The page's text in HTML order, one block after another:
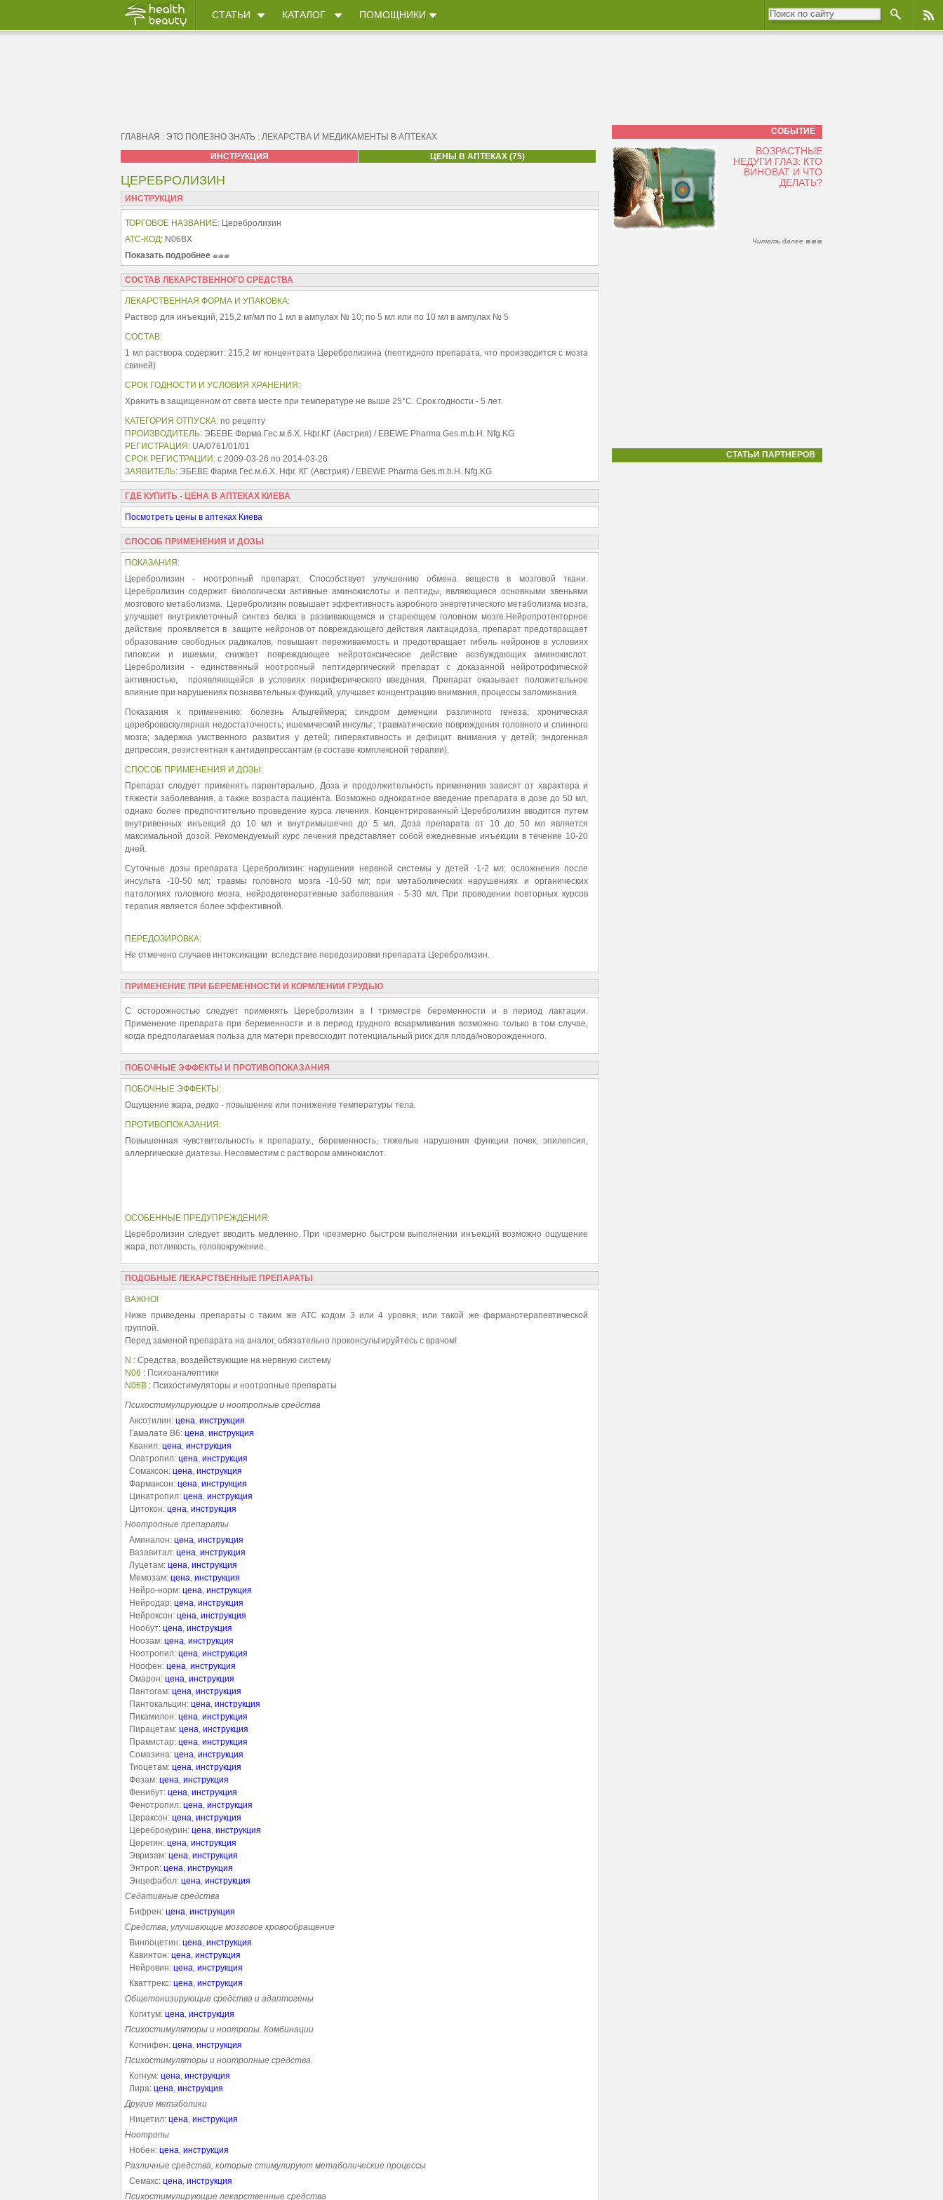
СТАТЬИ КАТАЛОГ ПОМОЩНИКИ
ГЛАВНАЯ : ЭТО ПОЛЕЗНО ЗНАТЬ : ЛЕКАРСТВА И МЕДИКАМЕНТЫ В АПТЕКАХ
ИНСТРУКЦИЯ
ЦЕНЫ В АПТЕКАХ (75)
ЦЕРЕБРОЛИЗИН
ИНСТРУКЦИЯ
ТОРГОВОЕ НАЗВАНИЕ: Церебролизин
АТС-КОД: N06BX
Показать подробнее
СОСТАВ ЛЕКАРСТВЕННОГО СРЕДСТВА
ЛЕКАРСТВЕННАЯ ФОРМА И УПАКОВКА:
Раствор для инъекций, 215,2 мг/мл по 1 мл в ампулах № 10; по 5 мл или по 10 мл в ампулах № 5
СОСТАВ:
1 мл раствора содержит: 215,2 мг концентрата Церебролизина (пептидного препарата, что производится с мозга
свиней)
СРОК ГОДНОСТИ И УСЛОВИЯ ХРАНЕНИЯ:
Хранить в защищенном от света месте при температуре не выше 25°C. Срок годности - 5 лет.
КАТЕГОРИЯ ОТПУСКА: по рецепту
ПРОИЗВОДИТЕЛЬ: ЭБЕВЕ Фарма Гес.м.б.Х. Нфг.КГ (Австрия) / EBEWE Pharma Ges.m.b.H. Nfg.KG
РЕГИСТРАЦИЯ: UA/0761/01/01
СРОК РЕГИСТРАЦИИ: с 2009-03-26 по 2014-03-26
ЗАЯВИТЕЛЬ: ЭБЕВЕ Фарма Гес.м.б.Х. Нфг. КГ (Австрия) / EBEWE Pharma Ges.m.b.H. Nfg.KG
ГДЕ КУПИТЬ - ЦЕНА В АПТЕКАХ КИЕВА
Посмотреть цены в аптеках Киева
СПОСОБ ПРИМЕНЕНИЯ И ДОЗЫ
ПОКАЗАНИЯ:
Церебролизин - ноотропный препарат. Способствует улучшению обмена веществ в мозговой ткани.
Церебролизин содержит биологически активные аминокислоты и пептиды, являющиеся основными звеньями
мозгового метаболизма. Церебролизин повышает эффективность аэробного энергетического метаболизма мозга,
улучшает внутриклеточный синтез белка в развивающемся и стареющем головном мозге.Нейропротекторное
действие проявляется в защите нейронов от повреждающего действия лактацидоза, препарат предотвращает
образование свободных радикалов, повышает переживаемость и предотвращает гибель нейронов в условиях
гипоксии и ишемии, снижает повреждающее нейротоксическое действие возбуждающих аминокислот.
Церебролизин - единственный ноотропный пептидергический препарат с доказанной нейротрофической
активностью, проявляющейся в условиях периферического введения. Препарат оказывает положительное
влияние при нарушениях познавательных функций, улучшает концентрацию внимания, процессы запоминания.
Показания к применению: болезнь Альцгеймера; синдром деменции различного генеза; хроническая
цереброваскулярная недостаточность; ишемический инсульт; травматические повреждения головного и спинного
мозга; задержка умственного развития у детей; гиперактивность и дефицит внимания у детей; эндогенная
депрессия, резистентная к антидепрессантам (в составе комплексной терапии).
СПОСОБ ПРИМЕНЕНИЯ И ДОЗЫ:
Препарат следует применять парентерально. Доза и продолжительность применения зависят от характера и
тяжести заболевания, а также возраста пациента. Возможно однократное введение препарата в дозе до 50 мл,
однако более предпочтительно проведение курса лечения. Концентрированный Церебролизин вводится путем
внутривенных инъекций до 10 мл и внутримышечно до 5 мл. Доза препарата от 10 до 50 мл является
максимальной дозой. Рекомендуемый курс лечения представляет собой ежедневные инъекции в течение 10-20
дней.
Суточные дозы препарата Церебролизин: нарушения нервной системы у детей -1-2 мл; осложнения после
инсульта -10-50 мл; травмы головного мозга -10-50 мл; при метаболических нарушениях и органических
патологиях головного мозга, нейродегенеративные заболевания - 5-30 мл. При проведении повторных курсов
терапия является более эффективной.
ПЕРЕДОЗИРОВКА:
Не отмечено случаев интоксикации вследствие передозировки препарата Церебролизин.
ПРИМЕНЕНИЕ ПРИ БЕРЕМЕННОСТИ И КОРМЛЕНИИ ГРУДЬЮ
С осторожностью следует применять Церебролизин в I триместре беременности и в период лактации.
Применение препарата при беременности и в период грудного вскармливания возможно только в том случае,
когда предполагаемая польза для матери превосходит потенциальный риск для плода/новорожденного.
ПОБОЧНЫЕ ЭФФЕКТЫ И ПРОТИВОПОКАЗАНИЯ
ПОБОЧНЫЕ ЭФФЕКТЫ:
Ощущение жара, редко - повышение или понижение температуры тела.
ПРОТИВОПОКАЗАНИЯ:
Повышенная чувствительность к препарату., беременность, тяжелые нарушения функции почек, эпилепсия,
аллергические диатезы. Несовместим с раствором аминокислот.
ОСОБЕННЫЕ ПРЕДУПРЕЖДЕНИЯ:
Церебролизин следует вводить медленно. При чрезмерно быстром выполнении инъекций возможно ощущение
жара, потливость, головокружение.
ПОДОБНЫЕ ЛЕКАРСТВЕННЫЕ ПРЕПАРАТЫ
ВАЖНО!
Ниже приведены препараты с таким же АТС кодом 3 или 4 уровня, или такой же фармакотерапевтической
группой.
Перед заменой препарата на аналог, обязательно проконсультируйтесь с врачом!
N : Средства, воздействующие на нервную систему
N06 : Психоаналептики
N06B : Психостимуляторы и ноотропные препараты
Психостимулирующие и ноотропные средства
Аксотилин: цена, инструкция
Гамалате B6: цена, инструкция
Кванил: цена, инструкция
Олатропил: цена, инструкция
Сомаксон: цена, инструкция
Фармаксон: цена, инструкция
Цинатропил: цена, инструкция
Цитокон: цена, инструкция
Ноотропные препараты
Аминалон: цена, инструкция
Вазавитал: цена, инструкция
Луцетам: цена, инструкция
Мемозам: цена, инструкция
Нейро-норм: цена, инструкция
Нейродар: цена, инструкция
Нейроксон: цена, инструкция
Нообут: цена, инструкция
Ноозам: цена, инструкция
Ноотропил: цена, инструкция
Ноофен: цена, инструкция
Омарон: цена, инструкция
Пантогам: цена, инструкция
Пантокальцин: цена, инструкция
Пикамилон: цена, инструкция
Пирацетам: цена, инструкция
Прамистар: цена, инструкция
Сомазина: цена, инструкция
Тиоцетам: цена, инструкция
Фезам: цена, инструкция
Фенибут: цена, инструкция
Фенотропил: цена, инструкция
Цераксон: цена, инструкция
Цереброкурин: цена, инструкция
Церегин: цена, инструкция
Эвризам: цена, инструкция
Энтроп: цена, инструкция
Энцефабол: цена, инструкция
Седативные средства
Бифрен: цена, инструкция
Средства, улучшающие мозговое кровообращение
Винпоцетин: цена, инструкция
Кавинтон: цена, инструкция
Нейровин: цена, инструкция
Кваттрекс: цена, инструкция
Общетонизирующие средства и адаптогены
Когитум: цена, инструкция
Психостимуляторы и ноотропы. Комбинации
Когнифен: цена, инструкция
Психостимуляторы и ноотропные средства
Когнум: цена, инструкция
Лира: цена, инструкция
Другие метаболики
Ницетил: цена, инструкция
Ноотропы
Нобен: цена, инструкция
Различные средства, которые стимулируют метаболические процессы
Семакс: цена, инструкция
Психостимулирующие лекарственные средства
СОБЫТИЕ
ВОЗРАСТНЫЕ
НЕДУГИ ГЛАЗ: КТО
ВИНОВАТ И ЧТО
ДЕЛАТЬ?
Читать далее
СТАТЬИ ПАРТНЕРОВ